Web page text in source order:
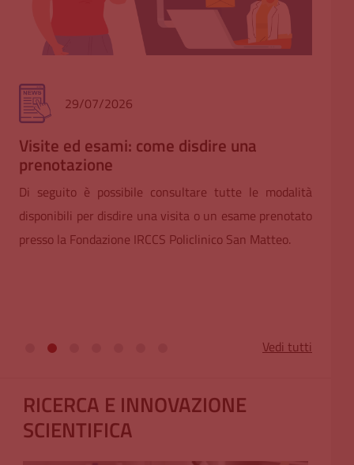
29/07/2026
Visite ed esami: come disdire una
prenotazione
Di seguito è possibile consultare tutte le modalità
disponibili per disdire una visita o un esame prenotato
presso la Fondazione IRCCS Policlinico San Matteo.
Vedi tutti
RICERCA E INNOVAZIONE
SCIENTIFICA